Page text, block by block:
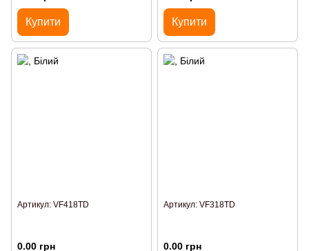
Купити Купити
Артикул: VF418TD
0.00 грн
Артикул: VF318TD
0.00 грн